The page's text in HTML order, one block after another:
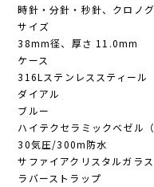
時針・分針・秒針、クロノ
サイズ
38mm径、厚さ 11.0mm
ケース
316Lステンレススティール
ダイアル
ブルー
ハイテクセラミックベゼル
30気圧/300m防水
サファイアクリスタルガラ
ラバーストラップ